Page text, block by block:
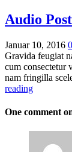
Audio
Januar 10, 2016 0
Gravida feugiat
cum consectetur
nam fringilla
reading
One comment